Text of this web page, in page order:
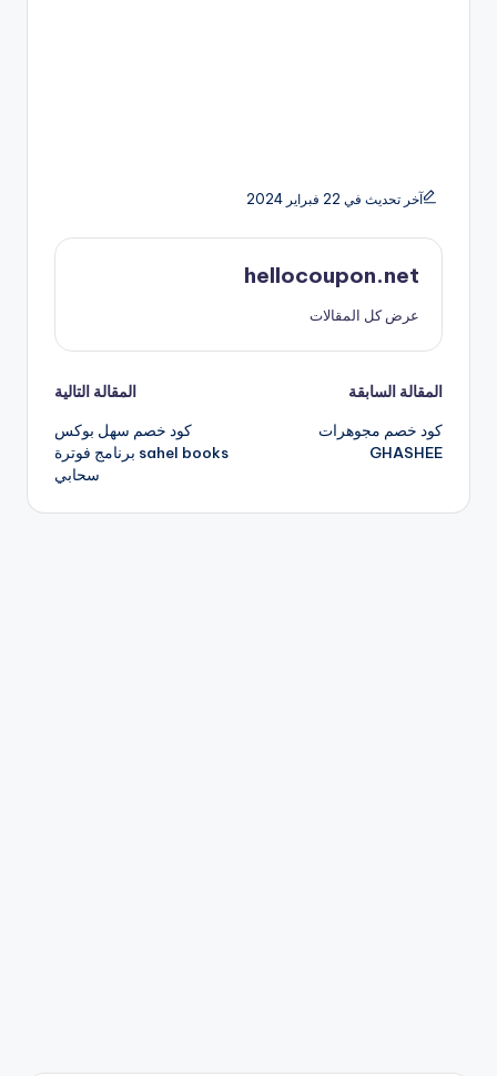
آخر تحديث في 22 فبراير 2024
hellocoupon.net
عرض كل المقالات
تصفّح
المقالات
المقالة السابقة
كود خصم مجوهرات
GHASHEE
المقالة التالية
كود خصم سهل بوكس
sahel books برنامج فوترة
سحابي